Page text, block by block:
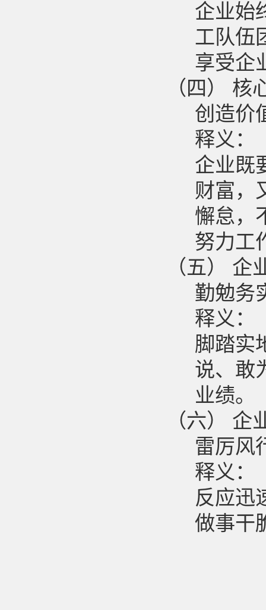
企业始
工队伍
享受企
（四） 核
创造价
释义：
企业既
财富，
懈怠，
努力工
（五） 企
勤勉务
释义：
脚踏实
说、敢
业绩。
（六） 企
雷厉风
释义：
反应迅
做事干